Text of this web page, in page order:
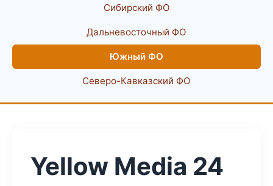
Сибирский ФО
Дальневосточный ФО
Южный ФО
Северо-Кавказский ФО
Yellow Media 24